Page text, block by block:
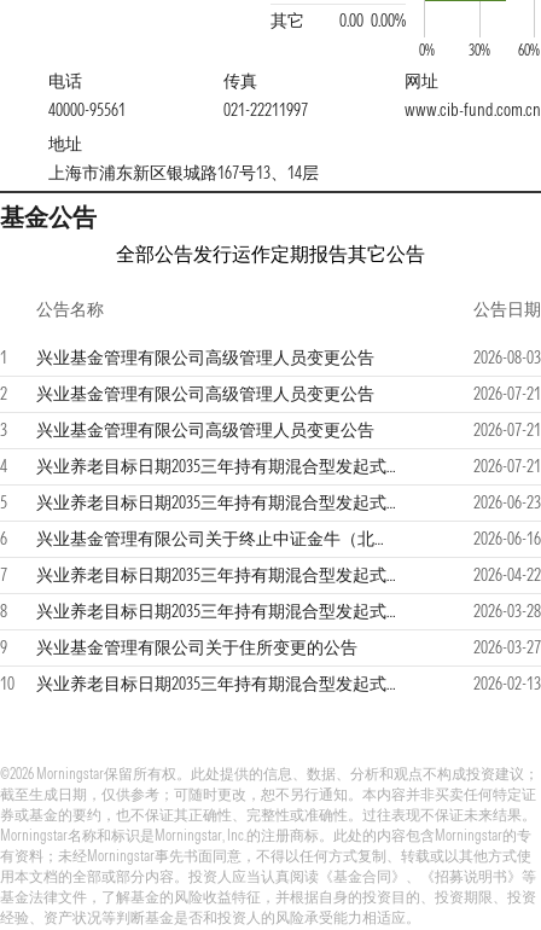
其它
0.00 0.00%
0% 30% 60%
电话
40000-95561
传真
021-22211997
网址
www.cib-fund.com.cn
地址
上海市浦东新区银城路167号13、14层
基金公告
全部公告发行运作定期报告其它公告
公告名称 公告日期
1 兴业基金管理有限公司高级管理人员变更公告
2026-08-03
2
兴业基金管理有限公司高级管理人员变更公告
2026-07-21
3
兴业基金管理有限公司高级管理人员变更公告
2026-07-21
4
兴业养老目标日期2035三年持有期混合型发起式基金中基金(FOF)2026年第二季度报告
2026-07-21
5
兴业养老目标日期2035三年持有期混合型发起式基金中基金(FOF)基金产品资料概要更新
2026-06-23
6
兴业基金管理有限公司关于终止中证金牛（北京）基金销售有限公司办理本公司旗下基金销售业务的公告
2026-06-16
7
兴业养老目标日期2035三年持有期混合型发起式基金中基金(FOF)2026年第一季度报告
2026-04-22
8
兴业养老目标日期2035三年持有期混合型发起式基金中基金(FOF)2025年年度报告
2026-03-28
9
兴业基金管理有限公司关于住所变更的公告
2026-03-27
10
兴业养老目标日期2035三年持有期混合型发起式基金中基金(FOF)招募说明书更新 2026-02-13
©2026 Morningstar保留所有权。此处提供的信息、数据、分析和观点不构成投资建议；
截至生成日期，仅供参考；可随时更改，恕不另行通知。本内容并非买卖任何特定证
券或基金的要约，也不保证其正确性、完整性或准确性。过往表现不保证未来结果。
Morningstar名称和标识是Morningstar, Inc.的注册商标。此处的内容包含Morningstar的专
有资料；未经Morningstar事先书面同意，不得以任何方式复制、转载或以其他方式使
用本文档的全部或部分内容。投资人应当认真阅读《基金合同》、《招募说明书》等
基金法律文件，了解基金的风险收益特征，并根据自身的投资目的、投资期限、投资
经验、资产状况等判断基金是否和投资人的风险承受能力相适应。